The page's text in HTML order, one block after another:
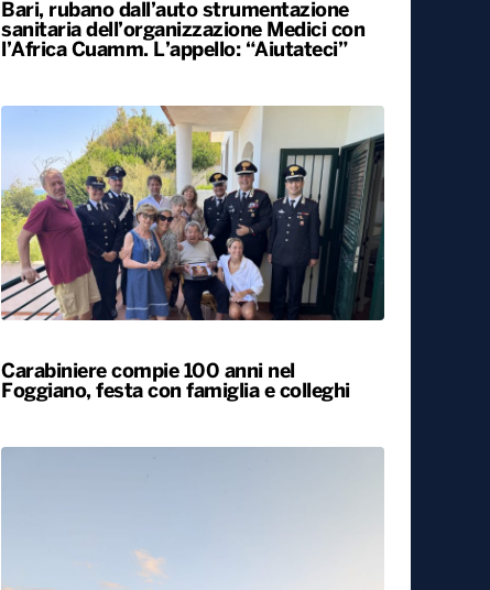
Bari, rubano dall’auto strumentazione
sanitaria dell’organizzazione Medici con
l’Africa Cuamm. L’appello: “Aiutateci”
Carabiniere compie 100 anni nel
Foggiano, festa con famiglia e colleghi